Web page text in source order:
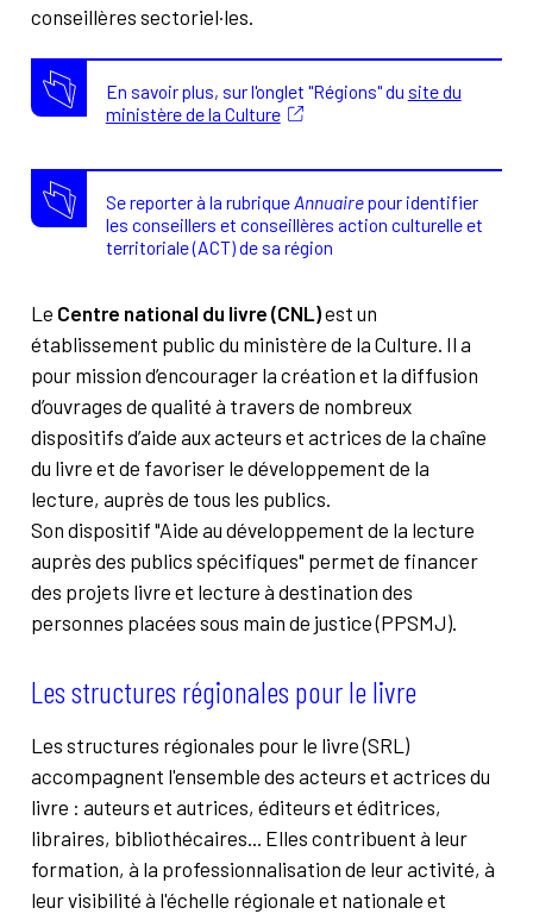
conseillères sectoriel·les.
En savoir plus, sur l'onglet "Régions" du site du
ministère de la Culture
Se reporter à la rubriqueAnnuairepour identifier
les conseillers et conseillères action culturelle et
territoriale (ACT) de sa région
Le Centre national du livre (CNL)est un
établissement public du ministère de la Culture. Il a
pour mission d’encourager la création et la diffusion
d’ouvrages de qualité à travers de nombreux
dispositifs d’aide aux acteurs et actrices de la chaîne
du livre et de favoriser le développement de la
lecture, auprès de tous les publics.
Son dispositif "Aide au développement de la lecture
auprès des publics spécifiques" permet de financer
des projets livre et lecture à destination des
personnes placées sous main de justice (PPSMJ).
Les structures régionales pour le livre
Les structures régionales pour le livre (SRL)
accompagnent l'ensemble des acteurs et actrices du
livre : auteurs et autrices, éditeurs et éditrices,
libraires, bibliothécaires... Elles contribuent à leur
formation, à la professionnalisation de leur activité, à
leur visibilité à l'échelle régionale et nationale et